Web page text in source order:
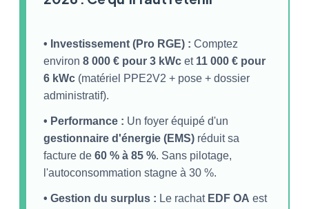
• Investissement (Pro RGE) : Comptez
environ 8 000 € pour 3 kWc et 11 000 € pour
6 kWc (matériel PPE2V2 + pose + dossier
administratif).
• Performance : Un foyer équipé d'un
gestionnaire d'énergie (EMS) réduit sa
facture de 60 % à 85 %. Sans pilotage,
l'autoconsommation stagne à 30 %.
• Gestion du surplus : Le rachat EDF OA est
Quelles aides pour l’autoconsommation ?
Quels panneaux solaires choisir ?
l’autoconsommation ?
Autoproduction et autoconsommation
L’autoconsommation collective